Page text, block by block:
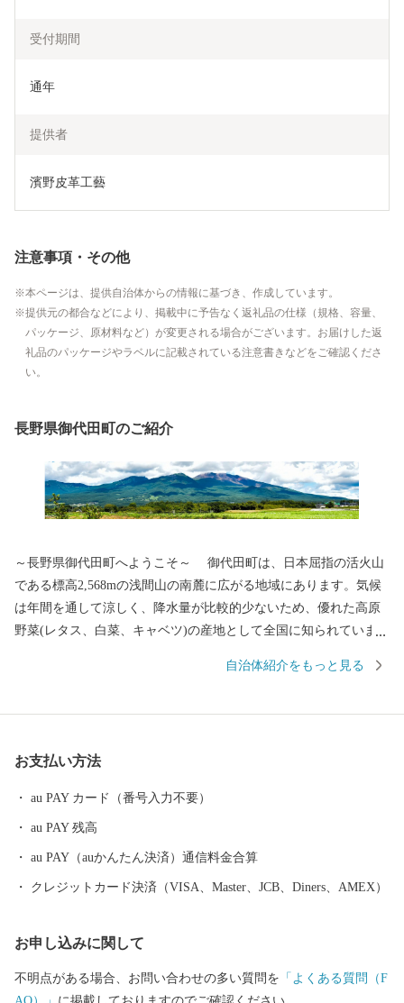
受付期間
通年
提供者
濱野皮革工藝
注意事項・その他
本ページは、提供自治体からの情報に基づき、作成しています。
提供元の都合などにより、掲載中に予告なく返礼品の仕様（規格、容量、
パッケージ、原材料など）が変更される場合がございます。お届けした返
礼品のパッケージやラベルに記載されている注意書きなどをご確認くださ
い。
長野県御代田町のご紹介
～長野県御代田町へようこそ～ 御代田町は、日本屈指の活火山
である標高2,568mの浅間山の南麓に広がる地域にあります。気候
は年間を通して涼しく、降水量が比較的少ないため、優れた高原
野菜(レタス、白菜、キャベツ)の産地として全国に知られていま
北陸新幹線や上信越道など、首都圏とのアクセス環境も整ってお
す町となっています。 また、毎年7月の最終土曜日には「信
自治体紹介をもっと見る
お支払い方法
au PAY カード（番号入力不要）
au PAY 残高
au PAY（auかんたん決済）通信料金合算
クレジットカード決済（VISA、Master、JCB、Diners、AMEX）
お申し込みに関して
不明点がある場合、お問い合わせの多い質問を 「よくある質問（F